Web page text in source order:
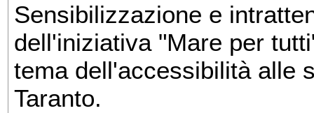
Sensibilizzazione e
dell'iniziativa "Mare per
tema dell'accessibilità alle
Taranto.